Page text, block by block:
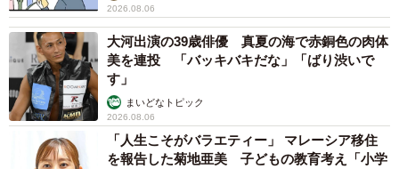
2026.08.06
大河出演の39歳俳優 真夏の海で赤銅色の肉体
美を連投 「バッキバキだな」「ばり渋いで
す」
まいどなトピック
2026.08.06
「人生こそがバラエティー」 マレーシア移住
を報告した菊地亜美 子どもの教育考え「小学